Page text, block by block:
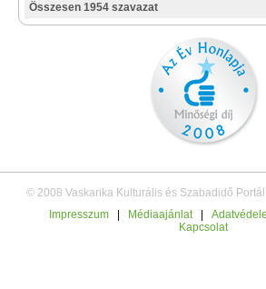
Összesen 1954 szavazat
© 2008 Vaskarika Kulturális és Szabadidő
Impresszum
Médiaajánlat
Kapcsolat